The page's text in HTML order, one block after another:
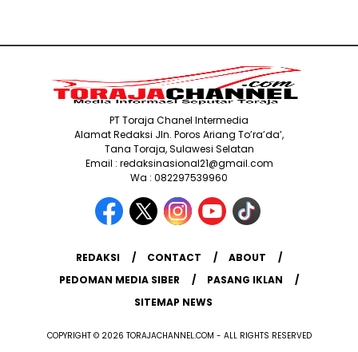
PT Toraja Chanel Intermedia
Alamat Redaksi Jln. Poros Ariang To’ra’da’,
Tana Toraja, Sulawesi Selatan
Email : redaksinasional21@gmail.com
Wa : 082297539960
REDAKSI CONTACT
ABOUT
PEDOMAN MEDIA SIBER
PASANG IKLAN
SITEMAP NEWS
COPYRIGHT © 2026 TORAJACHANNEL.COM - ALL RIGHTS RESERVED